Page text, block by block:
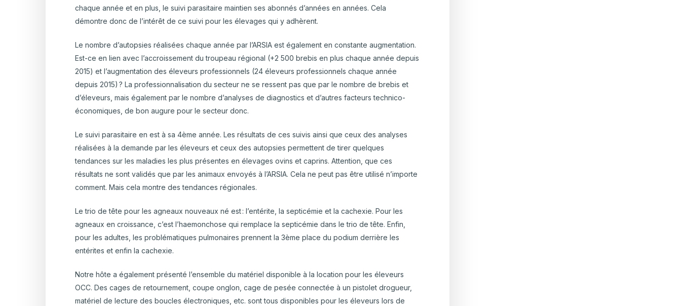
chaque année et en plus, le suivi parasitaire maintien ses abonnés d’années en années. Cela
démontre donc de l’intérêt de ce suivi pour les élevages qui y adhèrent.
Le nombre d’autopsies réalisées chaque année par l’ARSIA est également en constante augmentation.
Est-ce en lien avec l’accroissement du troupeau régional (+2 500 brebis en plus chaque année depuis
2015) et l’augmentation des éleveurs professionnels (24 éleveurs professionnels chaque année
depuis 2015) ? La professionnalisation du secteur ne se ressent pas que par le nombre de brebis et
d’éleveurs, mais également par le nombre d’analyses de diagnostics et d’autres facteurs technico-
économiques, de bon augure pour le secteur donc.
Le suivi parasitaire en est à sa 4ème année. Les résultats de ces suivis ainsi que ceux des analyses
réalisées à la demande par les éleveurs et ceux des autopsies permettent de tirer quelques
tendances sur les maladies les plus présentes en élevages ovins et caprins. Attention, que ces
résultats ne sont validés que par les animaux envoyés à l’ARSIA. Cela ne peut pas être utilisé n’importe
comment. Mais cela montre des tendances régionales.
Le trio de tête pour les agneaux nouveaux né est : l’entérite, la septicémie et la cachexie. Pour les
agneaux en croissance, c’est l’haemonchose qui remplace la septicémie dans le trio de tête. Enfin,
pour les adultes, les problématiques pulmonaires prennent la 3ème place du podium derrière les
entérites et enfin la cachexie.
Notre hôte a également présenté l’ensemble du matériel disponible à la location pour les éleveurs
OCC. Des cages de retournement, coupe onglon, cage de pesée connectée à un pistolet drogueur,
matériel de lecture des boucles électroniques, etc. sont tous disponibles pour les éleveurs lors de